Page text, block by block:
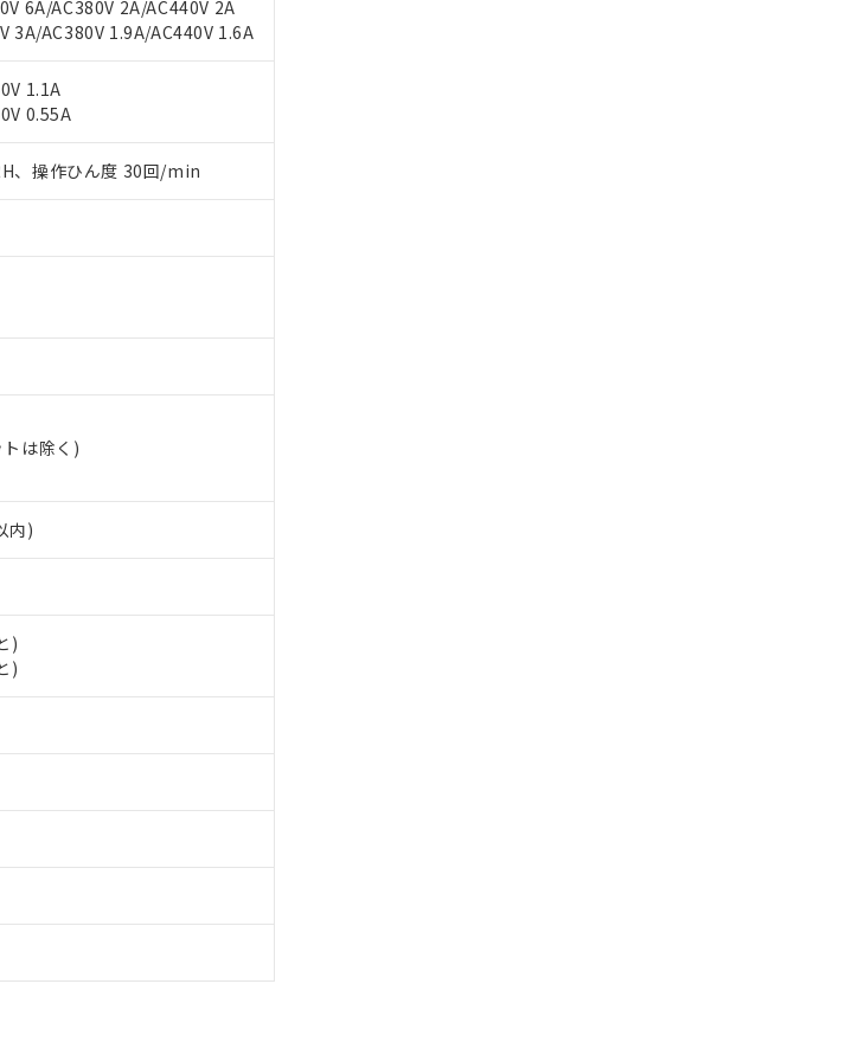
6A/AC380V 2A/AC440V 2A
3A/AC380V 1.9A/AC440V 1.6A
1.1A
0.55A
、操作ひん度 30回/min
は除く)
内)
)
)
れた部品リストについて、当社および当社の共同利用者
の取引・商談に必要な範囲で利用することをご了承くだ
利用に関して"
きます。
、過去に遡って非含有を証明するものではありません。
対応では、対応完了までの期間は出荷製品に未対応品が
ことから、特段のことがない限り、2022年1月12日よ
せください。
キャンセル